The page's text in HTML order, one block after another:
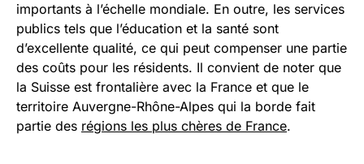
importants à l’échelle mondiale. En outre, les services
publics tels que l’éducation et la santé sont
d’excellente qualité, ce qui peut compenser une partie
des coûts pour les résidents. Il convient de noter que
la Suisse est frontalière avec la France et que le
territoire Auvergne-Rhône-Alpes qui la borde fait
partie des régions les plus chères de France.